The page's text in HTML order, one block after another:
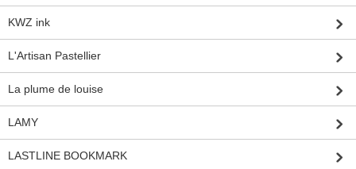
KWZ ink
L'Artisan Pastellier
La plume de louise
LAMY
LASTLINE BOOKMARK